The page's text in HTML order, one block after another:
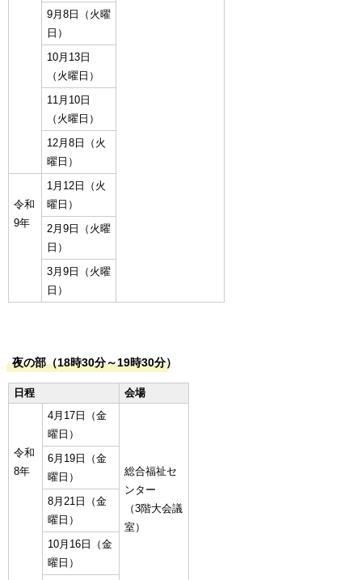
9月8日（火曜
日）
10月13日
（火曜日）
11月10日
（火曜日）
12月8日（火
曜日）
令和
9年
1月12日（火
曜日）
2月9日（火曜
日）
3月9日（火曜
日）
夜の部（18時30分～19時30分）
日程 会場
令和
8年
4月17日（金
曜日）
総合福祉セ
ンター
（3階大会議
室）
6月19日（金
曜日）
8月21日（金
曜日）
10月16日（金
曜日）